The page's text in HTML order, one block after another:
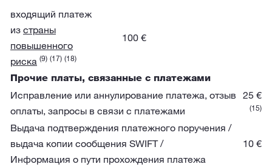
входящий платеж
из страны
повышенного
риска (9) (17) (18)
100 €
Прочие платы, связанные с платежами
Исправление или аннулирование платежа, отзыв
оплаты, запросы в связи с платежами
25 €
(15)
Выдача подтверждения платежного поручения /
выдача копии сообщения SWIFT /
Информация о пути прохождения платежа
10 €